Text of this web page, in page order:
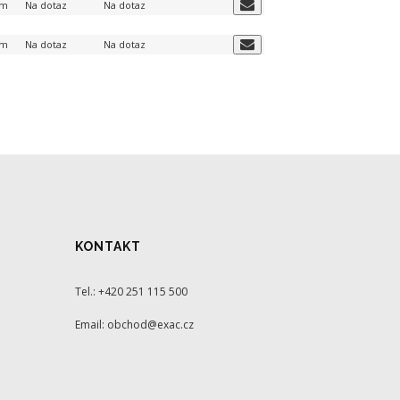
Na dotaz Na dotaz
Na dotaz Na dotaz
KONTAKT
Tel.: +420 251 115 500
Email: obchod@exac.cz